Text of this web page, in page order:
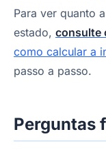
Para ver quanto
estado, consulte
como calcular a
passo a passo.
Perguntas